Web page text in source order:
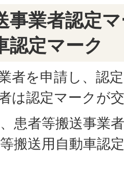
事業者認定
認定マーク
者を申請し、認
は認定マークが
患者等搬送事業
搬送用自動車認